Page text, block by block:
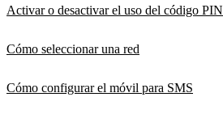
Activar o desactivar el uso del código PIN
Cómo seleccionar una red
Cómo configurar el móvil para SMS